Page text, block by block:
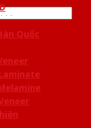
Quốc